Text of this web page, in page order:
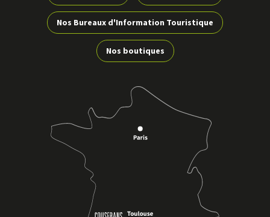
Nos Bureaux d'Information Touristique
Nos boutiques